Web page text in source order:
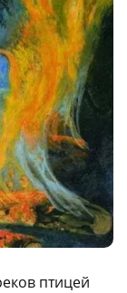
птицей